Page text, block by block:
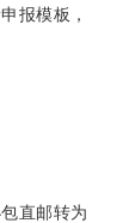
报模板，
包直邮转为